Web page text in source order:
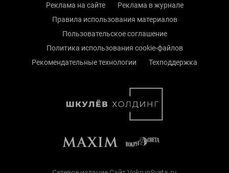
Реклама на сайте
Реклама в журнале
Правила использования материалов
Пользовательское соглашение
Политика использования cookie-файлов
Рекомендательные технологии
Техподдержка